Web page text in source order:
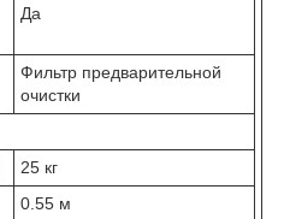
Да
Фильтр предварительной
очистки
25 кг
0.55 м